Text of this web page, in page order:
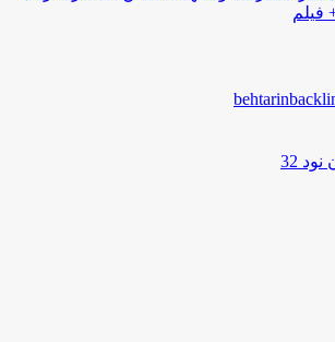
فیلم
32